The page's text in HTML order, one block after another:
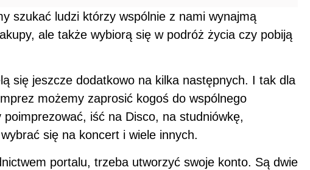
szukać ludzi którzy wspólnie z nami wynajmą
ale także wybiorą się w podróż życia czy pobiją
się jeszcze dodatkowo na kilka następnych. I tak dla
możemy zaprosić kogoś do wspólnego
iść na Disco, na studniówkę,
się na koncert i wiele innych.
portalu, trzeba utworzyć swoje konto. Są dwie